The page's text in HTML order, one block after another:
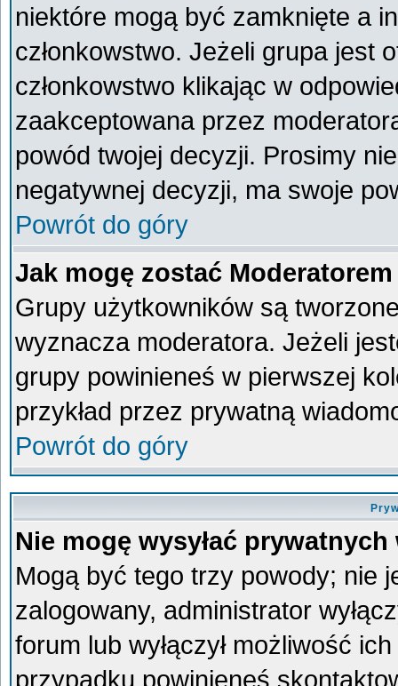
niektóre mogą być zamknięte a
członkowstwo. Jeżeli grupa jest
członkowstwo klikając w
zaakceptowana przez
powód twojej decyzji. Prosimy
negatywnej decyzji, ma swoje
Powrót do góry
Jak mogę zostać
Grupy użytkowników są
wyznacza moderatora. Jeżeli
grupy powinieneś w pierwszej
przykład przez prywatną
Powrót do góry
Nie mogę wysyłać
Mogą być tego trzy powody; nie
zalogowany, administrator
forum lub wyłączył możliwość
przypadku powinieneś